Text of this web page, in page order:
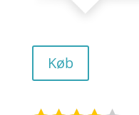
Køb